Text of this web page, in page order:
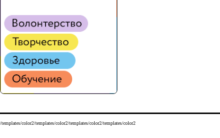
/templates/color2/templates/color2/templates/color2/templates/color2